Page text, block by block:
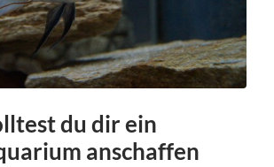
du dir ein
anschaffen